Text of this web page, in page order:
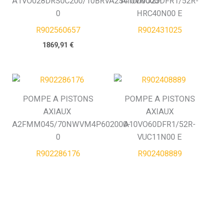
0
R902560657
1869,91€
HRC40N00 E
R902431025
POMPE A PISTONS
AXIAUX
A2FMM045/70NWVM4P602000-
0
R902286176
POMPE A PISTONS
AXIAUX
A10VO60DFR1/52R-
VUC11N00 E
R902408889